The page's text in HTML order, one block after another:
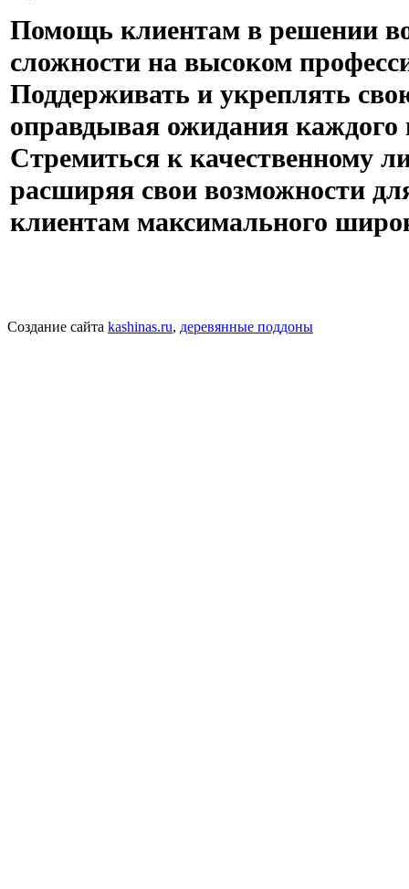
Помощь клиентам в решении
сложности на высоком
Поддерживать и укреплять
оправдывая ожидания каждого
Стремиться к качественному
расширяя свои возможности
клиентам максимального
Создание сайта kashinas.ru, деревянные поддоны